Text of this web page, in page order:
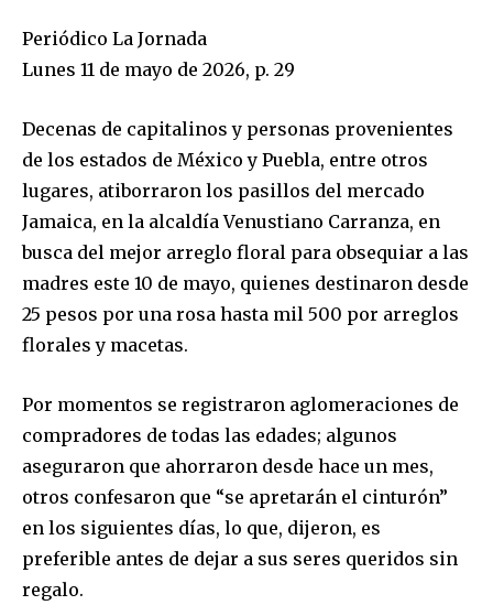
Periódico La Jornada
Lunes 11 de mayo de 2026, p. 29
Decenas de capitalinos y personas provenientes
de los estados de México y Puebla, entre otros
lugares, atiborraron los pasillos del mercado
Jamaica, en la alcaldía Venustiano Carranza, en
busca del mejor arreglo floral para obsequiar a las
madres este 10 de mayo, quienes destinaron desde
25 pesos por una rosa hasta mil 500 por arreglos
florales y macetas.
Por momentos se registraron aglomeraciones de
compradores de todas las edades; algunos
aseguraron que ahorraron desde hace un mes,
otros confesaron que “se apretarán el cinturón”
en los siguientes días, lo que, dijeron, es
preferible antes de dejar a sus seres queridos sin
regalo.